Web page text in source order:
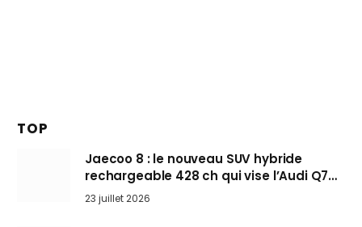
TOP
Jaecoo 8 : le nouveau SUV hybride
rechargeable 428 ch qui vise l’Audi Q7
arrive en Europe cet automne
23 juillet 2026